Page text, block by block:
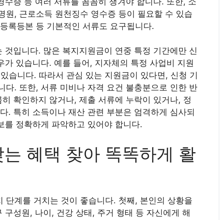
원, 근로소득 원천징수 영수증 등이 필요할 수 있습
록등본 등 기본적인 서류도 요구됩니다.
입니다. 많은 복지지원금이 연중 특정 기간에만 신
있습니다. 예를 들어, 지자체의 특정 사업비 지원
습니다. 따라서 관심 있는 지원금이 있다면, 신청 기
다. 또한, 서류 미비나 자격 요건 불충분으로 인한 반
확인하지 않거나, 제출 서류에 누락이 있거나, 정
. 특히 소득이나 재산 관련 부분은 엄격하게 심사되
정확하게 파악하고 있어야 합니다.
혜택 찾아 똑똑하게 활
단계를 거치는 것이 좋습니다. 첫째, 본인의 상황을
성원, 나이, 건강 상태, 주거 형태 등 자신에게 해